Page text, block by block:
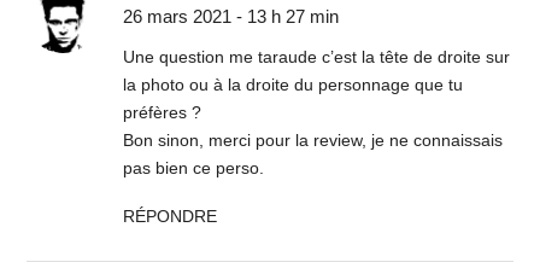
26 mars 2021 - 13 h 27 min
Une question me taraude c’est la tête de droite sur
la photo ou à la droite du personnage que tu
préfères ?
Bon sinon, merci pour la review, je ne connaissais
pas bien ce perso.
RÉPONDRE